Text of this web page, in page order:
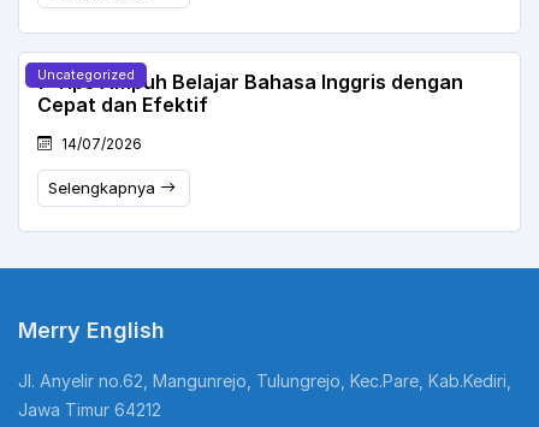
Uncategorized
7 Tips Ampuh Belajar Bahasa Inggris dengan
Cepat dan Efektif
14/07/2026
Selengkapnya
Merry English
Jl. Anyelir no.62, Mangunrejo, Tulungrejo, Kec.Pare, Kab.Kediri,
Jawa Timur 64212